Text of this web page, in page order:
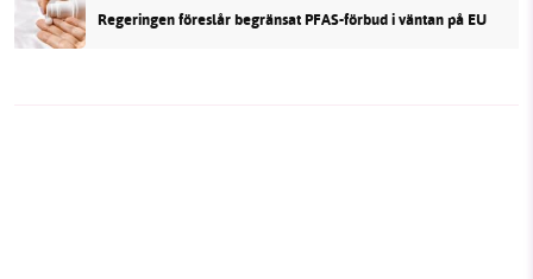
Regeringen föreslår begränsat PFAS-förbud i väntan på EU